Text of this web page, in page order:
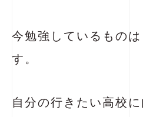
今勉強しているもの
す。
自分の行きたい高校